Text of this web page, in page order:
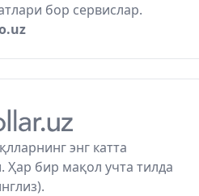
бор сервислар.
энг катта
Ҳар бир мақол учта тилда